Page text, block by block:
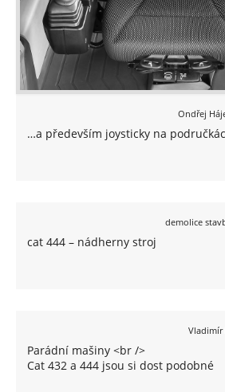
Ondřej
…a především joysticky na
demolice
cat 444 – nádherny stroj
Vladimír
Parádní mašiny <br />
Cat 432 a 444 jsou si dost podobné